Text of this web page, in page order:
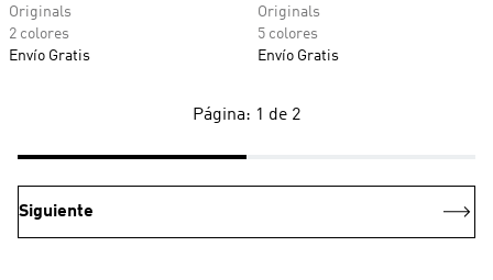
Originals
2 colores
Envío Gratis
Originals
5 colores
Envío Gratis
Página: 1 de 2
Siguiente